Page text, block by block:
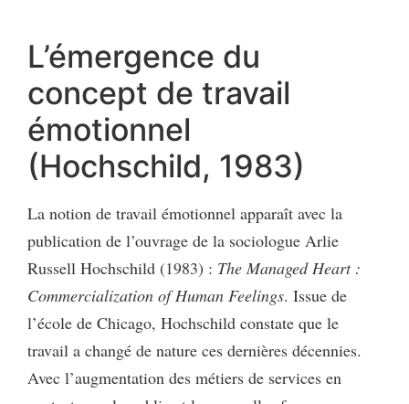
L’émergence du
concept de travail
émotionnel
(Hochschild, 1983)
La notion de travail émotionnel apparaît avec la
publication de l’ouvrage de la sociologue Arlie
Russell Hochschild (1983) : The Managed Heart :
Commercialization of Human Feelings. Issue de
l’école de Chicago, Hochschild constate que le
travail a changé de nature ces dernières décennies.
Avec l’augmentation des métiers de services en